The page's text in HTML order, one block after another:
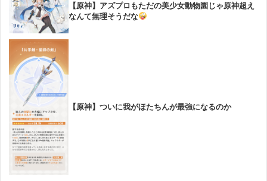
【原神】アズプロもただの美少女動物園じゃ原神超え
なんて無理そうだな
【原神】ついに我がほたちんが最強になるのか